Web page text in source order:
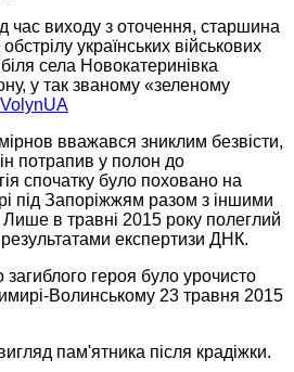
час виходу з оточення, старшина
українських військових
села Новокатеринівка
у так званому «зеленому
VolynUA
вважався зниклим безвісти,
потрапив у полон до
спочатку було поховано на
під Запоріжжям разом з іншими
в травні 2015 року полеглий
експертизи ДНК.
загиблого героя було урочисто
Волинському 23 травня 2015
пам'ятника після крадіжки.